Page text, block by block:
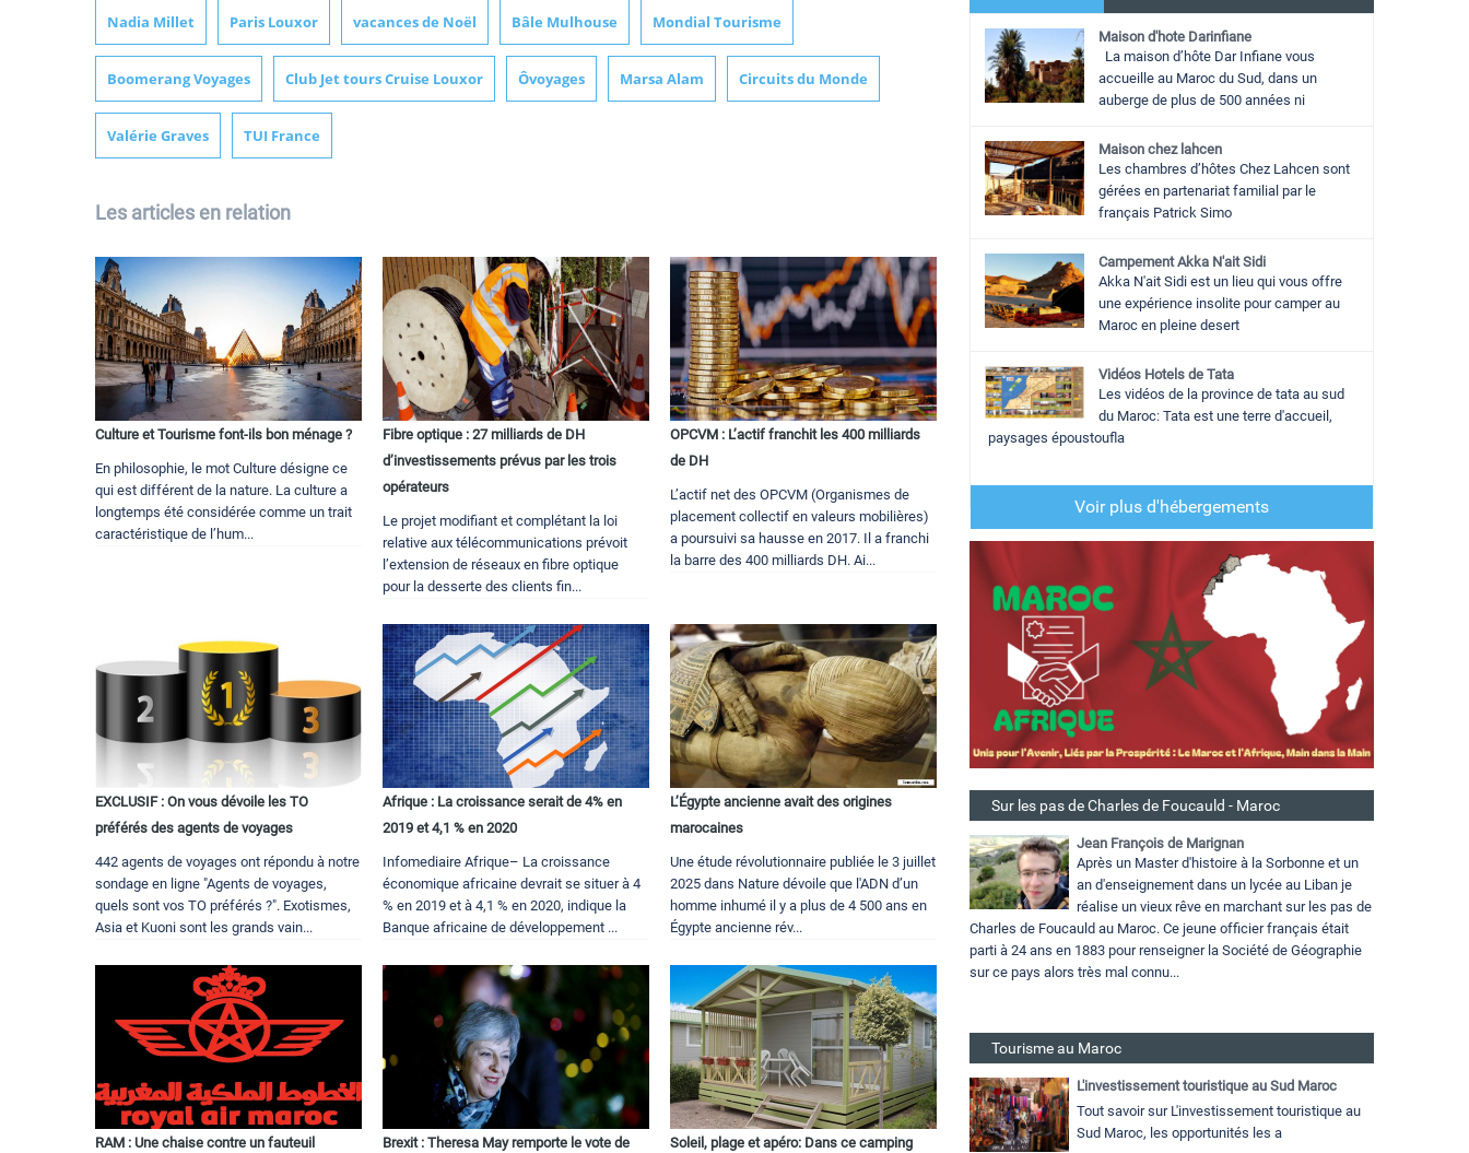
Nadia Millet Paris Louxor vacances de Noël Bâle Mulhouse Mondial Tourisme
Boomerang Voyages Club Jet tours Cruise Louxor Ôvoyages Marsa Alam Circuits du Monde
Valérie Graves TUI France
Les articles en relation
Culture et Tourisme font-ils bon ménage ?
En philosophie, le mot Culture désigne ce
qui est différent de la nature. La culture a
longtemps été considérée comme un trait
caractéristique de l’hum...
Fibre optique : 27 milliards de DH
d’investissements prévus par les trois
opérateurs
Le projet modifiant et complétant la loi
relative aux télécommunications prévoit
l’extension de réseaux en fibre optique
pour la desserte des clients fin...
OPCVM : L’actif franchit les 400 milliards
de DH
L’actif net des OPCVM (Organismes de
placement collectif en valeurs mobilières)
a poursuivi sa hausse en 2017. Il a franchi
la barre des 400 milliards DH. Ai...
EXCLUSIF : On vous dévoile les TO
préférés des agents de voyages
442 agents de voyages ont répondu à notre
sondage en ligne "Agents de voyages,
quels sont vos TO préférés ?". Exotismes,
Asia et Kuoni sont les grands vain...
Afrique : La croissance serait de 4% en
2019 et 4,1 % en 2020
Infomediaire Afrique– La croissance
économique africaine devrait se situer à 4
% en 2019 et à 4,1 % en 2020, indique la
Banque africaine de développement ...
L’Égypte ancienne avait des origines
marocaines
Une étude révolutionnaire publiée le 3 juillet
2025 dans Nature dévoile que l'ADN d’un
homme inhumé il y a plus de 4 500 ans en
Égypte ancienne rév...
RAM : Une chaise contre un fauteuil
Brexit : Theresa May remporte le vote de
Soleil, plage et apéro: Dans ce camping
Maison d'hote Darinfiane
La maison d’hôte Dar Infiane vous
accueille au Maroc du Sud, dans un
auberge de plus de 500 années ni
Maison chez lahcen
Les chambres d’hôtes Chez Lahcen sont
gérées en partenariat familial par le
français Patrick Simo
Campement Akka N'ait Sidi
Akka N'ait Sidi est un lieu qui vous offre
une expérience insolite pour camper au
Maroc en pleine desert
Vidéos Hotels de Tata
Les vidéos de la province de tata au sud
du Maroc: Tata est une terre d'accueil,
paysages époustoufla
Voir plus d'hébergements
Sur les pas de Charles de Foucauld - Maroc
Jean François de Marignan
Après un Master d'histoire à la Sorbonne et un
an d'enseignement dans un lycée au Liban je
réalise un vieux rêve en marchant sur les pas de
Charles de Foucauld au Maroc. Ce jeune officier français était
parti à 24 ans en 1883 pour renseigner la Société de Géographie
sur ce pays alors très mal connu...
Tourisme au Maroc
L'investissement touristique au Sud Maroc
Tout savoir sur L'investissement touristique au
Sud Maroc, les opportunités les a